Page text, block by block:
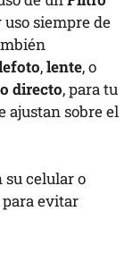
siempre de
,lente, o
directo, para tu
ajustan sobre el
su celular o
para evitar